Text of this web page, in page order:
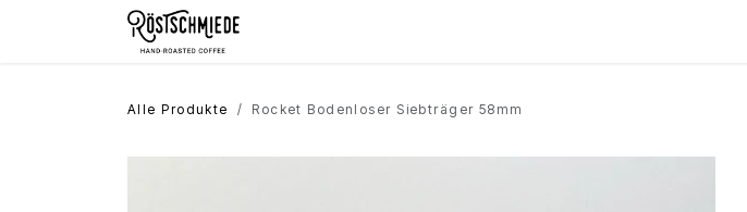
Zum Inhalt springen
Alle Produkte Rocket Bodenloser Siebträger 58mm